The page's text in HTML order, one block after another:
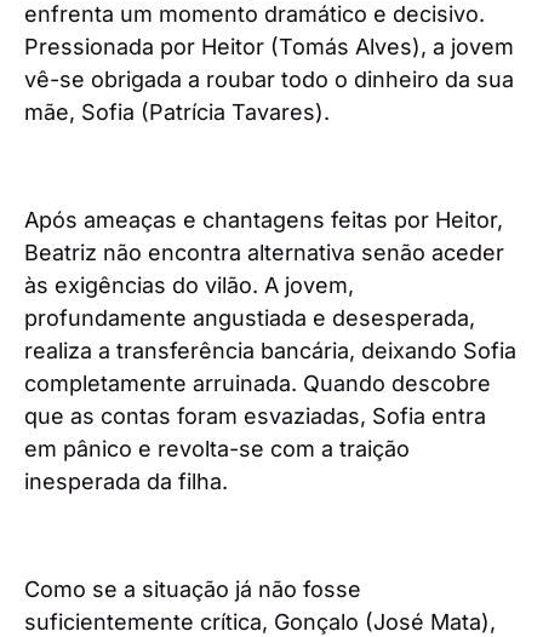
enfrenta um momento dramático e decisivo.
Pressionada por Heitor (Tomás Alves), a jovem
vê-se obrigada a roubar todo o dinheiro da sua
mãe, Sofia (Patrícia Tavares).
Após ameaças e chantagens feitas por Heitor,
Beatriz não encontra alternativa senão aceder
às exigências do vilão. A jovem,
profundamente angustiada e desesperada,
realiza a transferência bancária, deixando Sofia
completamente arruinada. Quando descobre
que as contas foram esvaziadas, Sofia entra
em pânico e revolta-se com a traição
inesperada da filha.
Como se a situação já não fosse
suficientemente crítica, Gonçalo (José Mata),